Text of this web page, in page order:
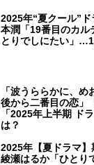
2025年“夏クール”
本潤「19番目のカル
とりでしにたい」…1
「波うららかに、
後から二番目の恋
「2025年上半期 ド
は？
2025年【夏ドラマ
綾瀬はるか「ひとり